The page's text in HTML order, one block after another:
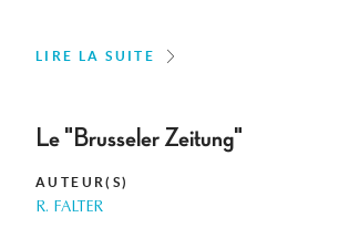
LIRE LA SUITE
Le "Brusseler Zeitung"
AUTEUR(S)
R. FALTER